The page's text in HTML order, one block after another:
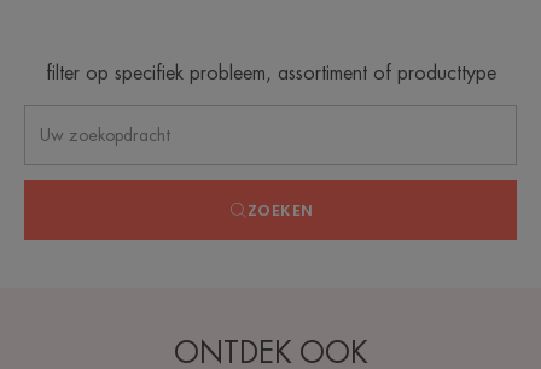
filter op specifiek probleem, assortiment of producttype
ZOEKEN
ONTDEK OOK